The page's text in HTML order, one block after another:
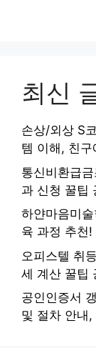
최신
손상/외상 S
템 이해, 친
통신비환급
과 신청 꿀팁
하얀마음미
육 과정 추천
오피스텔 취
세 계산 꿀팁
공인인증서
및 절차 안내